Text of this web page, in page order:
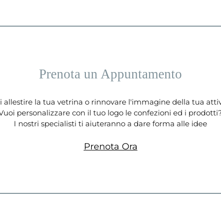
Prenota un Appuntamento
allestire la tua vetrina o rinnovare l'immagine della tua
personalizzare con il tuo logo le confezioni ed i
I nostri specialisti ti aiuteranno a dare forma alle idee
Prenota Ora